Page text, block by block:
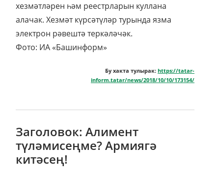
хезмәтләрен һәм реестрларын куллана
алачак. Хезмәт күрсәтүләр турында язма
электрон рәвештә теркәләчәк.
Фото: ИА «Башинформ»
Бу хакта тулырак: https://tatar-
inform.tatar/news/2018/10/10/173154/
Заголовок: Алимент
түләмисеңме? Армиягә
китәсең!